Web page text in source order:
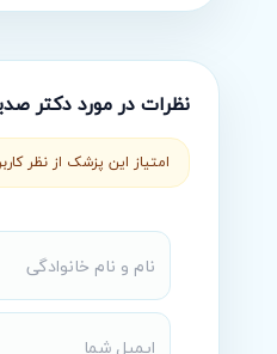
نظرات در مورددکتر
امتیاز این پزشک از نظر